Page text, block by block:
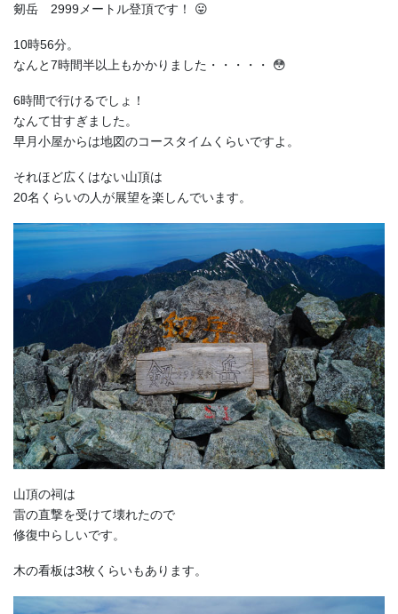
剱岳 2999メートル登頂です！ 😛
10時56分。
なんと7時間半以上もかかりました・・・・・ 😳
6時間で行けるでしょ！
なんて甘すぎました。
早月小屋からは地図のコースタイムくらいですよ。
それほど広くはない山頂は
20名くらいの人が展望を楽しんでいます。
山頂の祠は
雷の直撃を受けて壊れたので
修復中らしいです。
木の看板は3枚くらいもあります。